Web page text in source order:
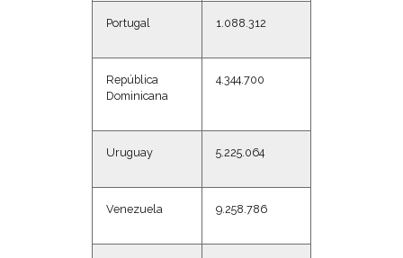
Portugal 1.088.312
República
Dominicana
4.344.700
Uruguay 5.225.064
Venezuela 9.258.786